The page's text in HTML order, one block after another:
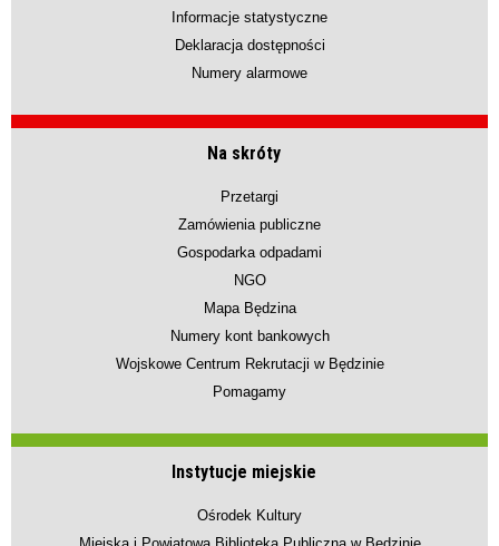
Informacje statystyczne
Deklaracja dostępności
Numery alarmowe
Na skróty
Przetargi
Zamówienia publiczne
Gospodarka odpadami
NGO
Mapa Będzina
Numery kont bankowych
Wojskowe Centrum Rekrutacji w Będzinie
Pomagamy
Instytucje miejskie
Ośrodek Kultury